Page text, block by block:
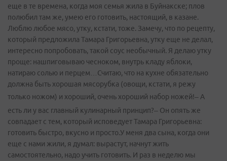
еще в те времена, когда моя семья жила в Буйнакске; плов
полюбил там же, умею его готовить, настоящий, в казане.
Люблю любое мясо, утку, кстати, тоже. Замечу, что по рецепту,
который предложила Тамара Григорьевна, утку еще не делал,
интересно попробовать, такой соус необычный. Я делаю утку
проще: нашпиговываю чесноком, внутрь кладу яблоки,
натираю солью и перцем…Считаю, что на кухне обязательно
должна быть хорошая мясорубка (овощи, кстати, я режу
только ножом) и хороший, очень хороший набор ножей!– А
есть ли у вас главный кулинарный принцип?– Он опять же
совпадает с тем, который исповедует Тамара Григорьевна:
готовить быстро, вкусно и просто.У меня два сына, когда они
еще с нами жили, я думал: вырастут, начнут жить
самостоятельно, надо учить готовить. И раз в неделю мы